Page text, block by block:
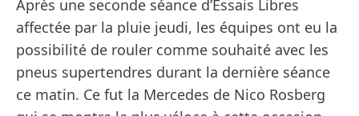
Après une seconde séance d’Essais Libres
affectée par la pluie jeudi, les équipes ont eu la
possibilité de rouler comme souhaité avec les
pneus supertendres durant la dernière séance
ce matin. Ce fut la Mercedes de Nico Rosberg